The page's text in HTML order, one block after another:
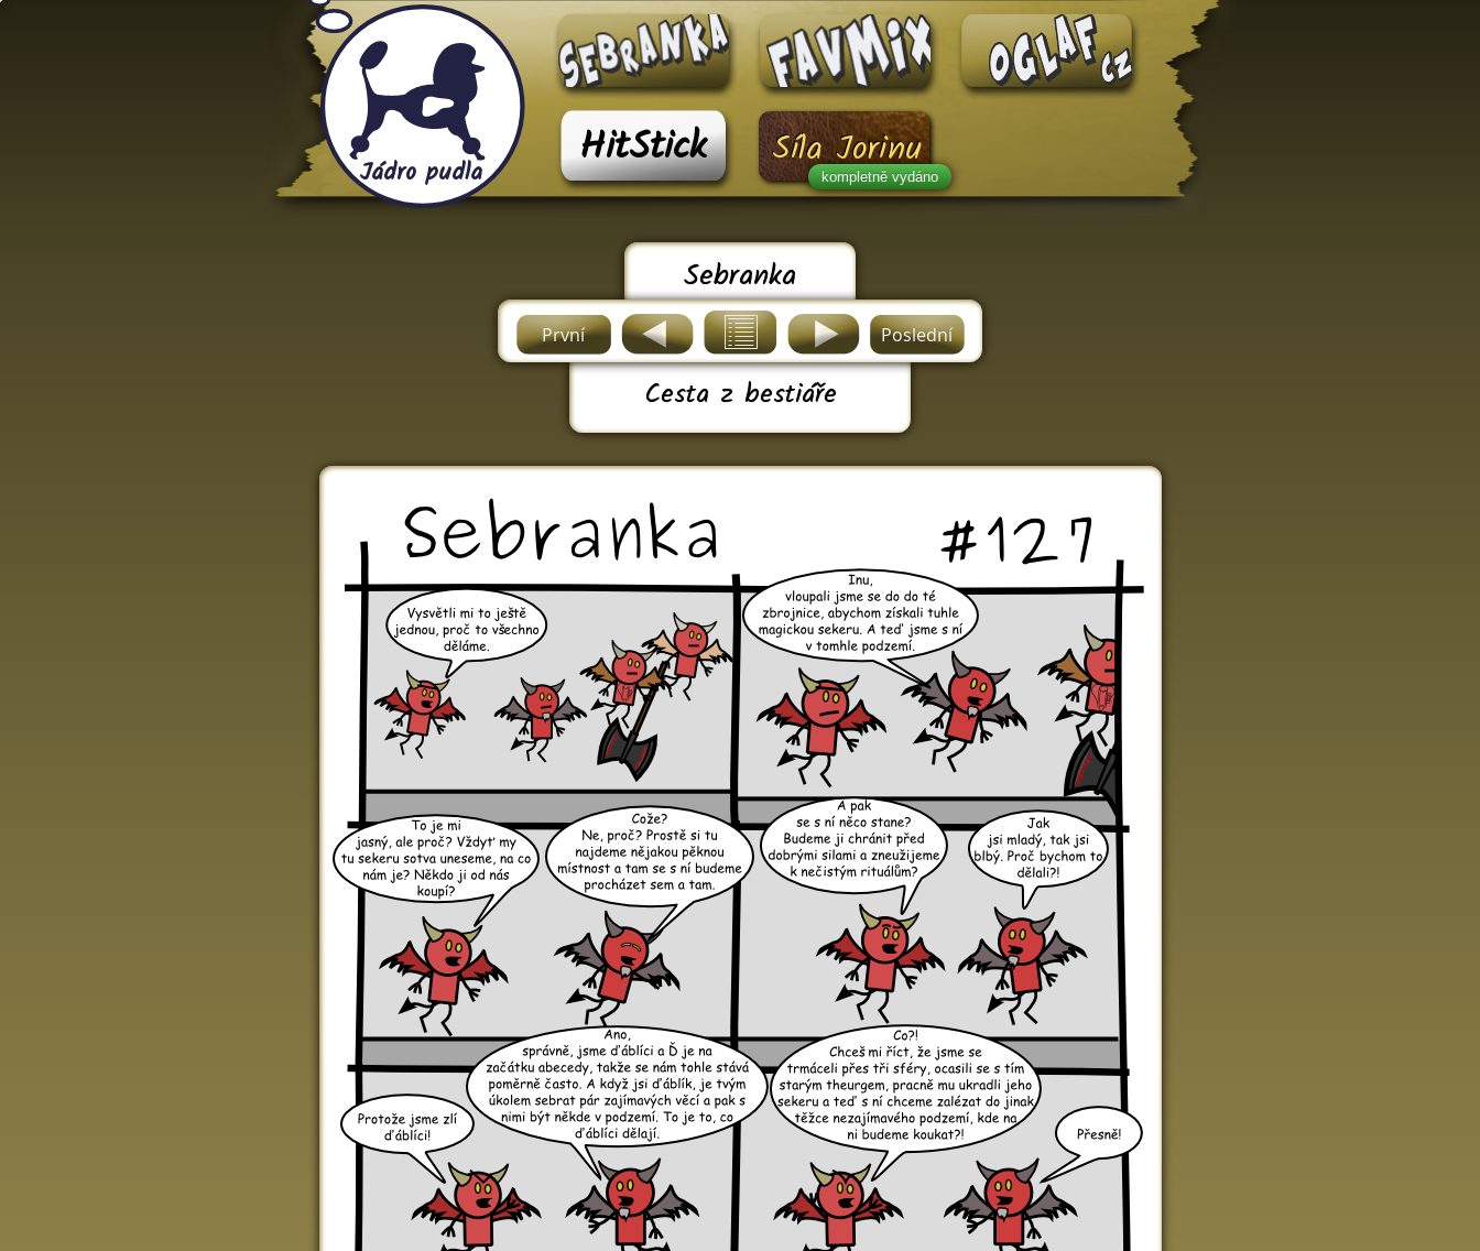
Jádro pudla HitStick Síla Jorinu
kompletně vydáno
Sebranka
První Poslední
Cesta z bestiáře